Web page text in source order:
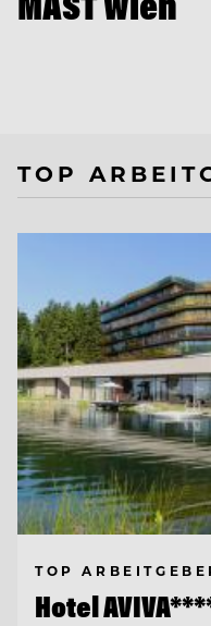
TOP
TOP
Hotel